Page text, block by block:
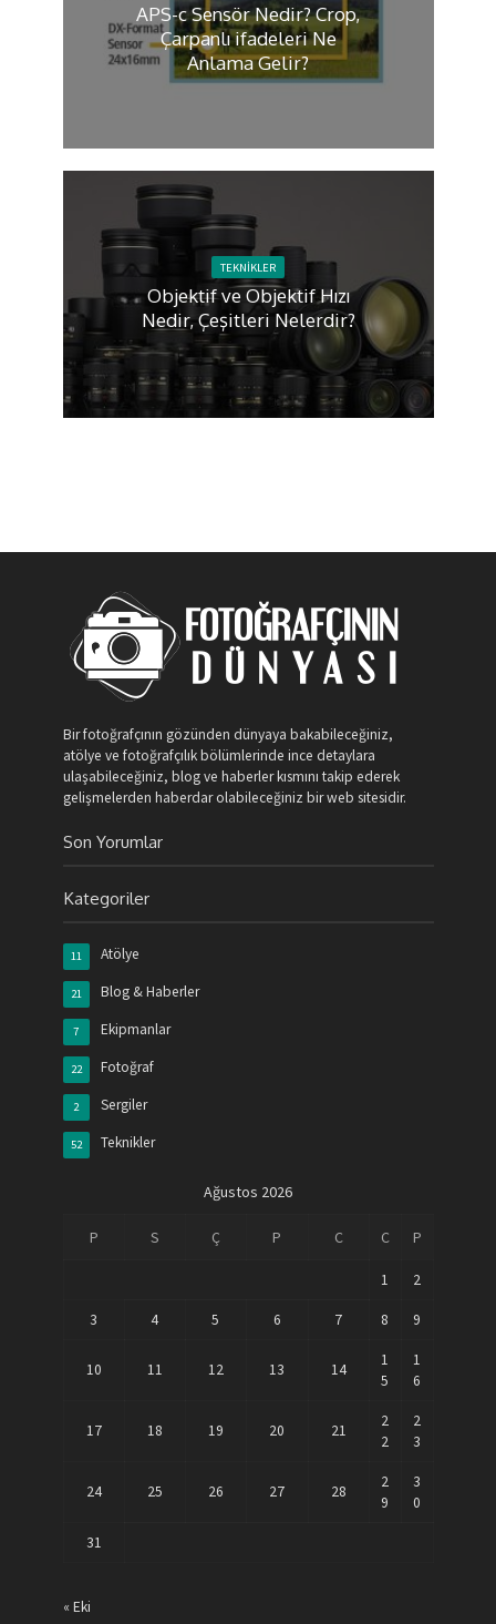
APS-c Sensör Nedir? Crop,
Çarpanlı ifadeleri Ne
Anlama Gelir?
TEKNIKLER
Objektif ve Objektif Hızı
Nedir, Çeşitleri Nelerdir?
Bir fotoğrafçının gözünden dünyaya bakabileceğiniz,
atölye ve fotoğrafçılık bölümlerinde ince detaylara
ulaşabileceğiniz, blog ve haberler kısmını takip ederek
gelişmelerden haberdar olabileceğiniz bir web sitesidir.
Son Yorumlar
Kategoriler
Atölye
11
Blog & Haberler
21
Ekipmanlar
7
Fotoğraf
22
Sergiler
2
Teknikler
52
Ağustos 2026
P S Ç P C C P
1 2
3 4 5 6 7 8 9
10 11 12 13 14
1
5
1
6
17 18 19 20 21
2
2
2
3
24 25 26 27 28
2
9
3
0
31
« Eki